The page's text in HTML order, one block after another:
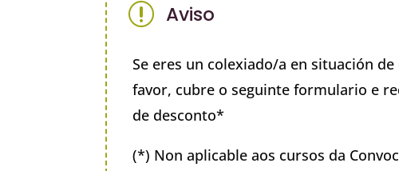
r Aviso
Se eres un colexiado/a en situación
favor, cubre o seguinte formulario e
de desconto*
(*) Non aplicable aos cursos da